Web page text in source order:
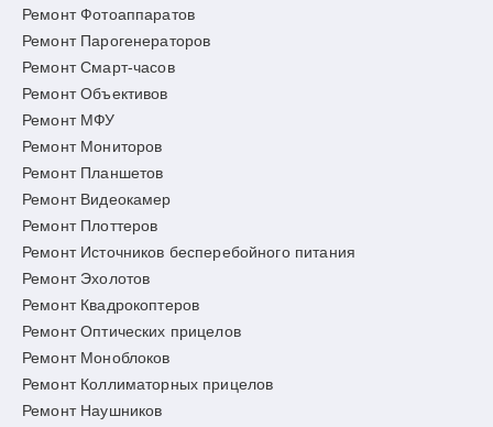
Ремонт Фотоаппаратов
Ремонт Парогенераторов
Ремонт Смарт-часов
Ремонт Объективов
Ремонт МФУ
Ремонт Мониторов
Ремонт Планшетов
Ремонт Видеокамер
Ремонт Плоттеров
Ремонт Источников бесперебойного питания
Ремонт Эхолотов
Ремонт Квадрокоптеров
Ремонт Оптических прицелов
Ремонт Моноблоков
Ремонт Коллиматорных прицелов
Ремонт Наушников